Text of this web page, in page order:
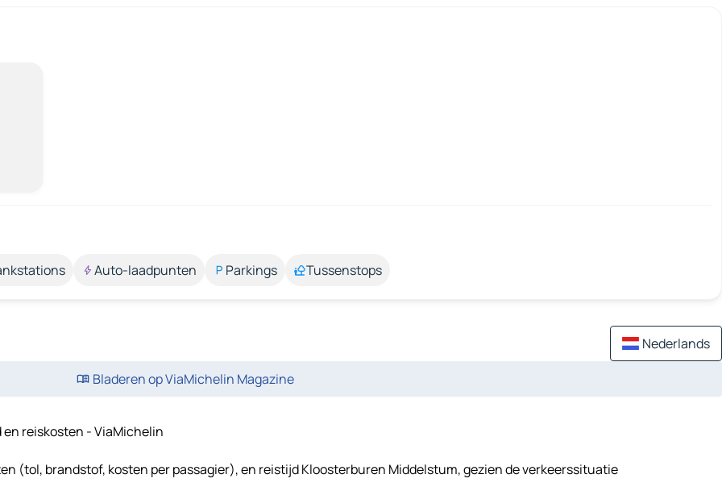
Auto-laadpunten Parkings Tussenstops
Nederlands
Bladeren op ViaMichelin Magazine
reiskosten - ViaMichelin
(tol, brandstof, kosten per passagier), en reistijd Kloosterburen Middelstum, gezien de verkeerssituatie